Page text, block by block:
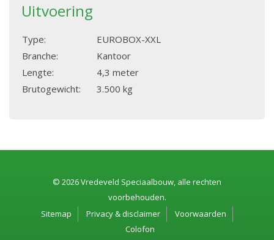
Uitvoering
Type:
EUROBOX-XXL
Branche:
Kantoor
Lengte:
4,3 meter
Brutogewicht:
3.500 kg
© 2026 Vredeveld Speciaalbouw, alle rechten
voorbehouden.
Sitemap
Privacy & disclaimer
Voorwaarden
Colofon